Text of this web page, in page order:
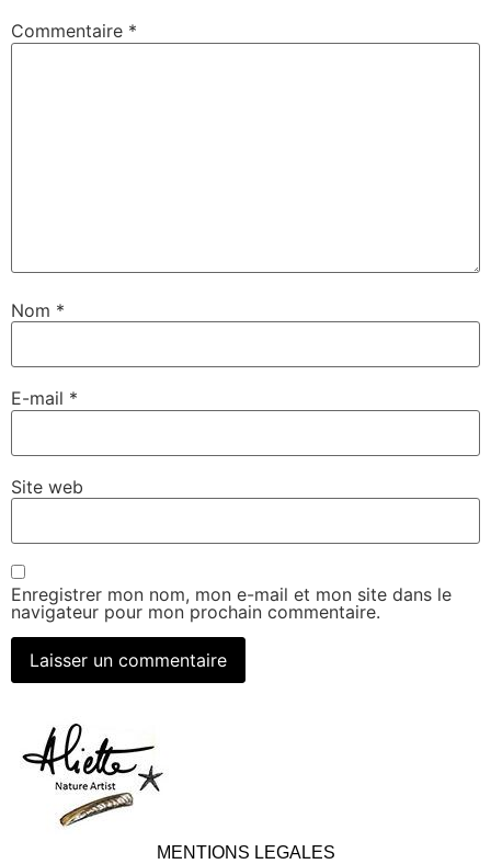
Commentaire *
Nom *
E-mail *
Site web
Enregistrer mon nom, mon e-mail et mon site dans le
navigateur pour mon prochain commentaire.
MENTIONS LEGALES